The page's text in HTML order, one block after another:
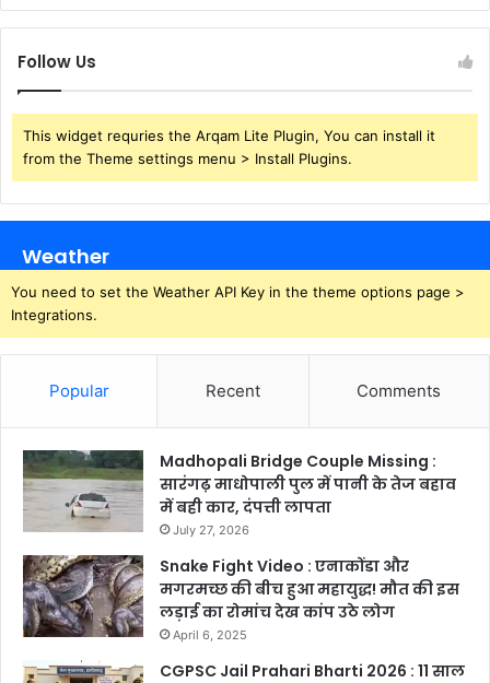
Follow Us
This widget requries the Arqam Lite Plugin, You can install it
from the Theme settings menu > Install Plugins.
Weather
You need to set the Weather API Key in the theme options page >
Integrations.
Popular Recent Comments
Madhopali Bridge Couple Missing :
सारंगढ़ माधोपाली पुल में पानी के तेज बहाव
में बही कार, दंपत्ती लापता
July 27, 2026
Snake Fight Video : एनाकोंडा और
मगरमच्छ की बीच हुआ महायुद्ध! मौत की इस
लड़ाई का रोमांच देख कांप उठे लोग
April 6, 2025
CGPSC Jail Prahari Bharti 2026 : 11 साल